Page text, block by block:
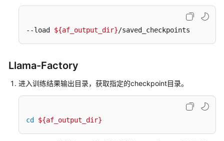
模
型
训
练
--load ${af_output_dir}/saved_checkpoints
Llama-Factory
进入训练结果输出目录，获取指定的checkpoint目录。
cd ${af_output_dir}